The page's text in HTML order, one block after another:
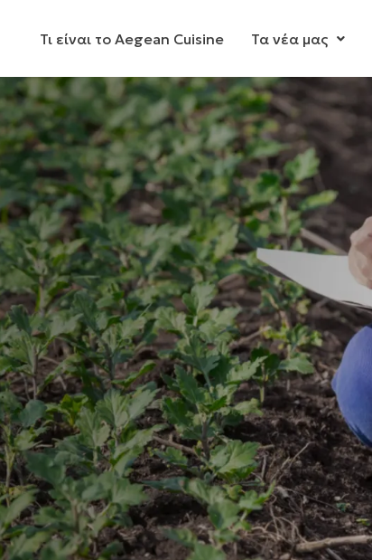
Τι είναι το Aegean Cuisine Τα νέα μας